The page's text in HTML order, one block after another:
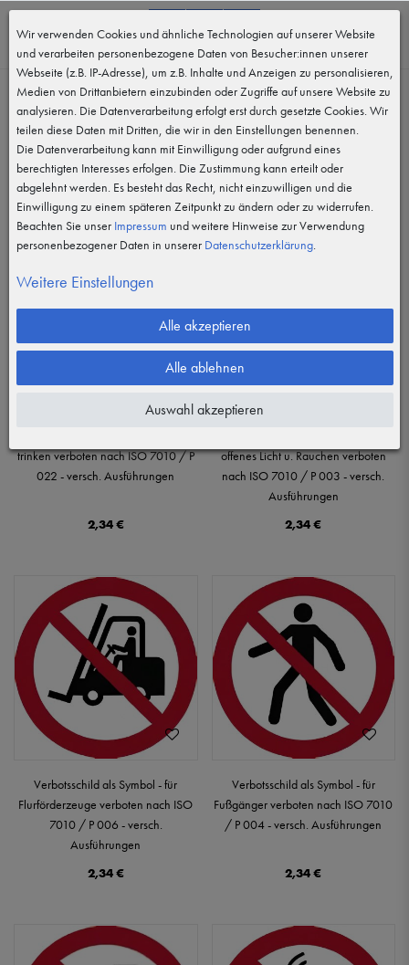
MENÜ
Verbotszeichen
Filter
trinken verboten nach ISO 7010 / P
022 - versch. Ausführungen
2,34 €
offenes Licht u. Rauchen verboten
nach ISO 7010 / P 003 - versch.
Ausführungen
2,34 €
Verbotsschild als Symbol - für
Flurförderzeuge verboten nach ISO
7010 / P 006 - versch.
Ausführungen
2,34 €
Verbotsschild als Symbol - für
Fußgänger verboten nach ISO 7010
/ P 004 - versch. Ausführungen
2,34 €
Wir verwenden Cookies und ähnliche Technologien auf unserer Website
und verarbeiten personenbezogene Daten von Besucher:innen unserer
Webseite (z.B. IP-Adresse), um z.B. Inhalte und Anzeigen zu personalisieren,
Medien von Drittanbietern einzubinden oder Zugriffe auf unsere Website zu
analysieren. Die Datenverarbeitung erfolgt erst durch gesetzte Cookies. Wir
teilen diese Daten mit Dritten, die wir in den Einstellungen benennen.
Die Datenverarbeitung kann mit Einwilligung oder aufgrund eines
berechtigten Interesses erfolgen. Die Zustimmung kann erteilt oder
abgelehnt werden. Es besteht das Recht, nicht einzuwilligen und die
Einwilligung zu einem späteren Zeitpunkt zu ändern oder zu widerrufen.
Beachten Sie unser Impressum und weitere Hinweise zur Verwendung
personenbezogener Daten in unserer Daten­schutz­erklärung.
Weitere Einstellungen
Alle akzeptieren
Alle ablehnen
Auswahl akzeptieren